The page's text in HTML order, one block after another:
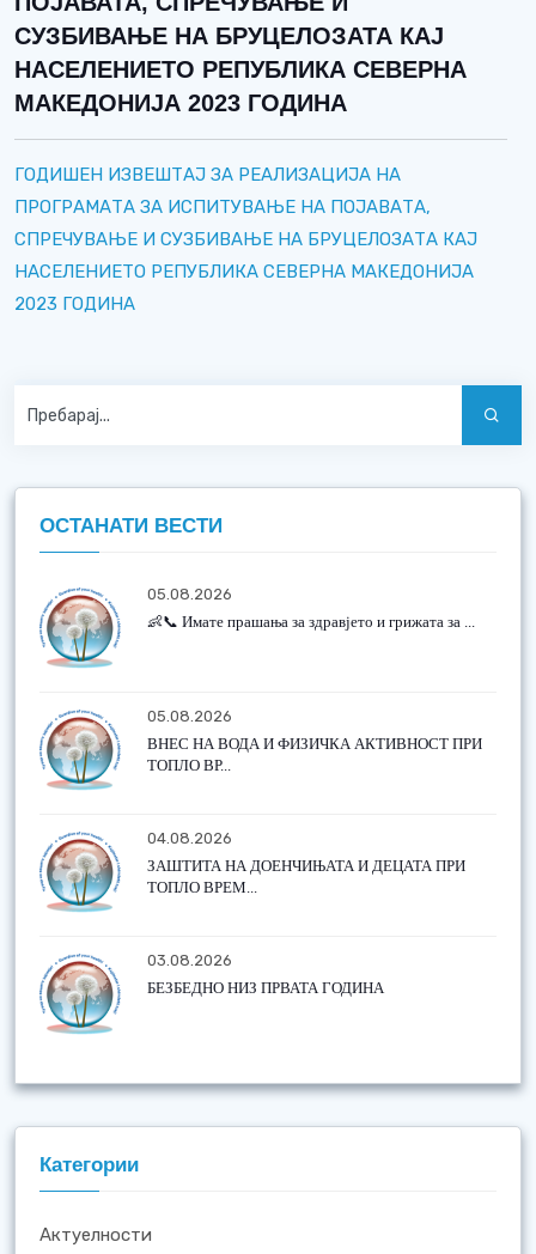
СУЗБИВАЊЕ НА БРУЦЕЛОЗАТА КАЈ
НАСЕЛЕНИЕТО РЕПУБЛИКА СЕВЕРНА
МАКЕДОНИЈА 2023 ГОДИНА
ГОДИШЕН ИЗВЕШТАЈ ЗА РЕАЛИЗАЦИЈА НА
ПРОГРАМАТА ЗА ИСПИТУВАЊЕ НА ПОЈАВАТА,
СПРЕЧУВАЊЕ И СУЗБИВАЊЕ НА БРУЦЕЛОЗАТА КАЈ
НАСЕЛЕНИЕТО РЕПУБЛИКА СЕВЕРНА МАКЕДОНИЈА
2023 ГОДИНА
ОСТАНАТИ ВЕСТИ
05.08.2026
👶📞 Имате прашања за здравјето и грижата за ...
05.08.2026
ВНЕС НА ВОДА И ФИЗИЧКА АКТИВНОСТ ПРИ
ТОПЛО ВР...
04.08.2026
ЗАШТИТА НА ДОЕНЧИЊАТА И ДЕЦАТА ПРИ
ТОПЛО ВРЕМ...
03.08.2026
БЕЗБЕДНО НИЗ ПРВАТА ГОДИНА
Категории
Актуелности